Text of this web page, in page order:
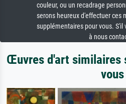
couleur, ou un recadrage
serons heureux d'effectuer ces
supplémentaires pour vous. S'il
à nous
Œuvres d'art similaires
vous